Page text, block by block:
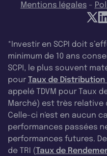
Mentions légales -
*Investir en SCPI doit
minimum de 10 ans
SCPI, le plus souvent
pour Taux de Distribution
appelé TDVM pour Taux
Marché) est très
Celle-ci n'est en aucun
performances passées
performances futures.
de TRI (Taux de